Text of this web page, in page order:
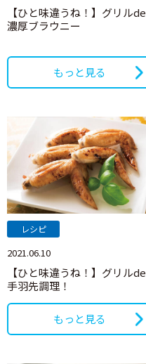
【ひと味違うね！】グリルde
濃厚ブラウニー
もっと見る
レシピ
2021.06.10
【ひと味違うね！】グリルde
手羽先調理！
もっと見る